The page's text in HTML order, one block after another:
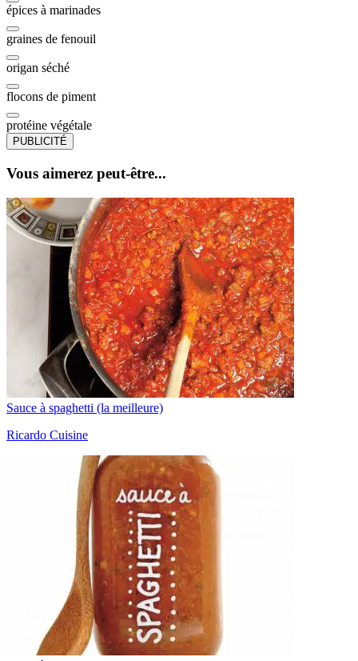
épices à marinades
graines de fenouil
origan séché
flocons de piment
protéine végétale
PUBLICITÉ
Vous aimerez peut-être...
Sauce à spaghetti (la meilleure)
Ricardo Cuisine